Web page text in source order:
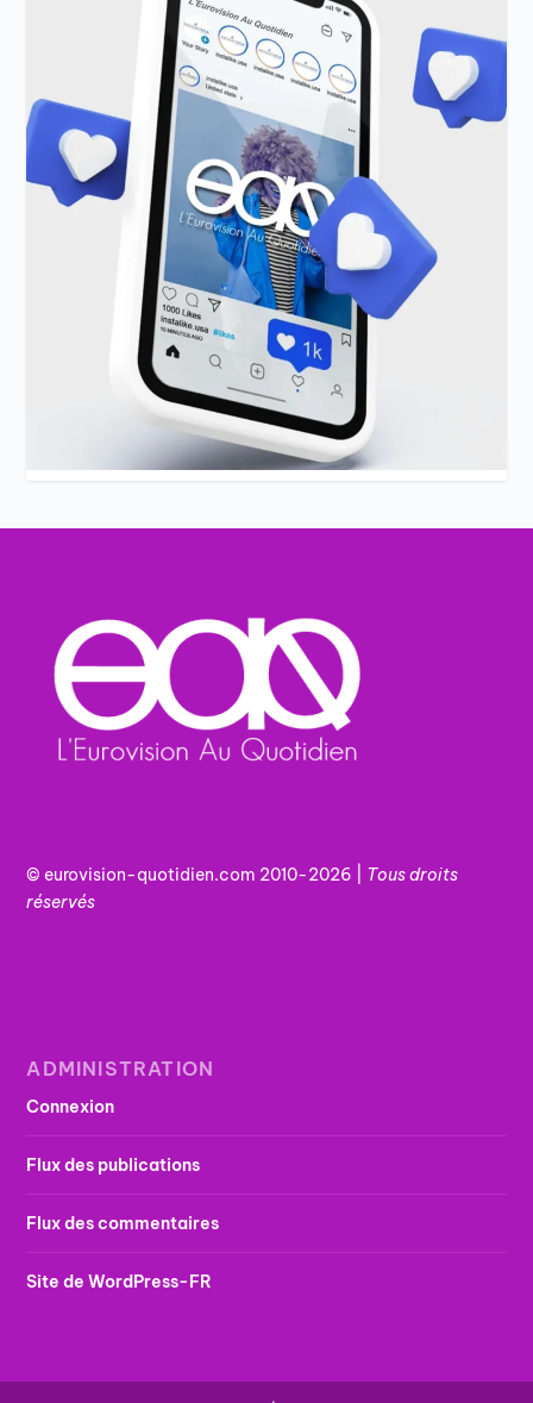
© eurovision-quotidien.com 2010-2026 | Tousdroits
réservés
ADMINISTRATION
Connexion
Flux des publications
Flux des commentaires
Site de WordPress-FR